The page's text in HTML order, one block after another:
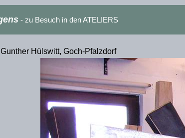
- zu Besuch in den ATELIERS
Hülswitt, Goch-Pfalzdorf